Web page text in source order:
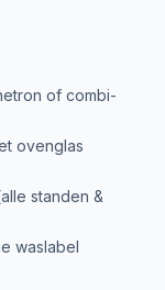
of combi-
ovenglas
standen &
waslabel